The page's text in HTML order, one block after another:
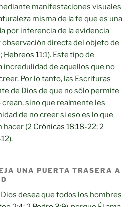
manifestaciones visuales
misma de la fe que es una
por inferencia de la evidencia
observación directa del objeto de
; Hebreos 11:1). Este tipo de
incredulidad de aquellos que no
Por lo tanto, las Escrituras
de Dios de que no sólo permite
crean, sino que realmente les
de no creer si eso es lo que
hacer (2 Crónicas 18:18-22;2
).
UNA PUERTA TRASERA A
desea que todos los hombres